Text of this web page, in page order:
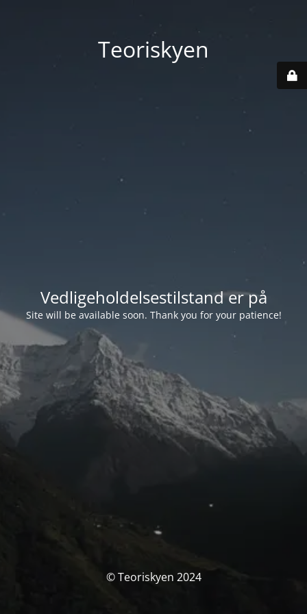
Teoriskyen
Vedligeholdelsestilstand er på
Site will be available soon. Thank you for your patience!
© Teoriskyen 2024